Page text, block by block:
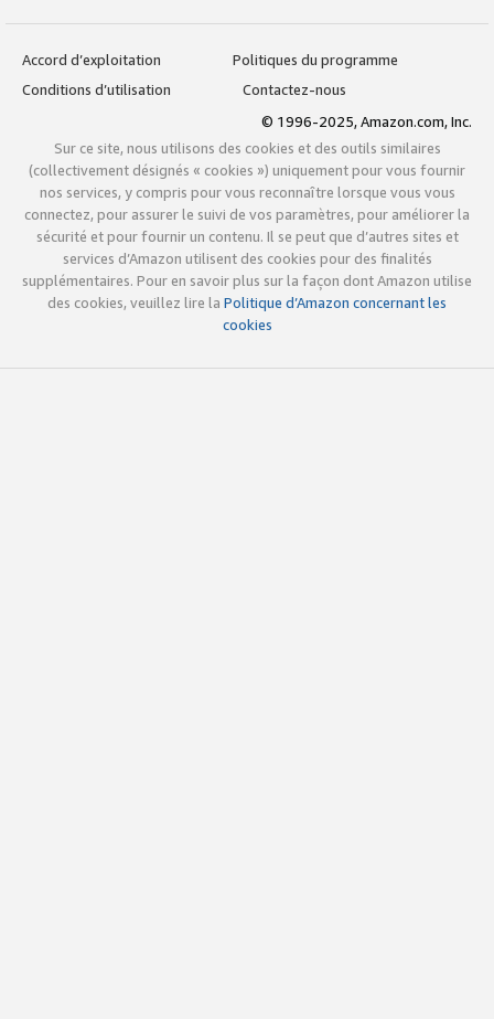
Accord d’exploitation
Politiques du programme
Conditions d’utilisation
Contactez-nous
© 1996-2025, Amazon.com, Inc.
Sur ce site, nous utilisons des cookies et des outils similaires
(collectivement désignés « cookies ») uniquement pour vous fournir
nos services, y compris pour vous reconnaître lorsque vous vous
connectez, pour assurer le suivi de vos paramètres, pour améliorer la
sécurité et pour fournir un contenu. Il se peut que d’autres sites et
services d’Amazon utilisent des cookies pour des finalités
supplémentaires. Pour en savoir plus sur la façon dont Amazon utilise
des cookies, veuillez lire la Politique d’Amazon concernant les
cookies